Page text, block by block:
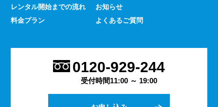
るものです。 デッセでは、そういった方であっても気軽
にご契約いただけるレンタルスマホサービスのご案内を行
してだけでなく出退勤やスケジュールの管理などにも活躍
します。 会社は人の出入りもありますので、通常のスマ
ホのように1台1台契約するよりも、まとめてレンタルする
方がよりお得に利用できます。 会社用のレンタルスマホ
レンタル開始までの流れ
料金プラン
お知らせ
よくあるご質問
0120-929-244
受付時間11:00 ～ 19:00